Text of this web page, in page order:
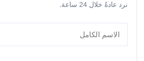
نرد عادةً خلال 24 ساعة.